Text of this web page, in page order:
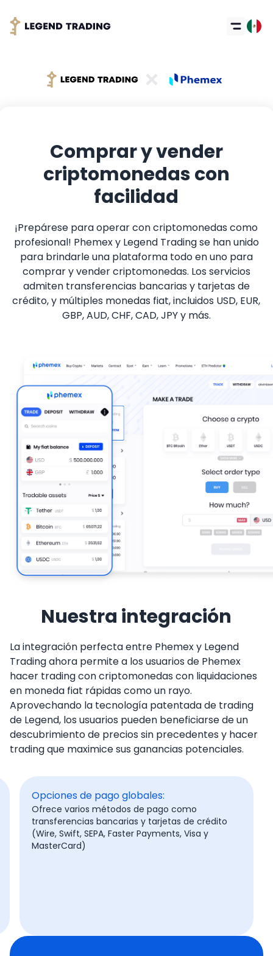
Comprar y vender
criptomonedas con
facilidad
¡Prepárese para operar con criptomonedas como
profesional! Phemex y Legend Trading se han unido
para brindarle una plataforma todo en uno para
comprar y vender criptomonedas. Los servicios
admiten transferencias bancarias y tarjetas de
crédito, y múltiples monedas fiat, incluidos USD, EUR,
GBP, AUD, CHF, CAD, JPY y más.
Nuestra integración
La integración perfecta entre Phemex y Legend
Trading ahora permite a los usuarios de Phemex
hacer trading con criptomonedas con liquidaciones
en moneda fiat rápidas como un rayo.
Aprovechando la tecnología patentada de trading
de Legend, los usuarios pueden beneficiarse de un
descubrimiento de precios sin precedentes y hacer
trading que maximice sus ganancias potenciales.
Opciones de pago globales:
Ofrece varios métodos de pago como
transferencias bancarias y tarjetas de crédito
(Wire, Swift, SEPA, Faster Payments, Visa y
MasterCard)
Got it